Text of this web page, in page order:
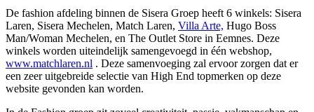
De fashion afdeling binnen de Sisera Groep heeft 6 winkels: Sisera
Laren, Sisera Mechelen, Match Laren, Villa Arte, Hugo Boss
Man/Woman Mechelen, en The Outlet Store in Eemnes. Deze
winkels worden uiteindelijk samengevoegd in één webshop,
www.matchlaren.nl . Deze samenvoeging zal ervoor zorgen dat er
een zeer uitgebreide selectie van High End topmerken op deze
website gevonden kan worden.